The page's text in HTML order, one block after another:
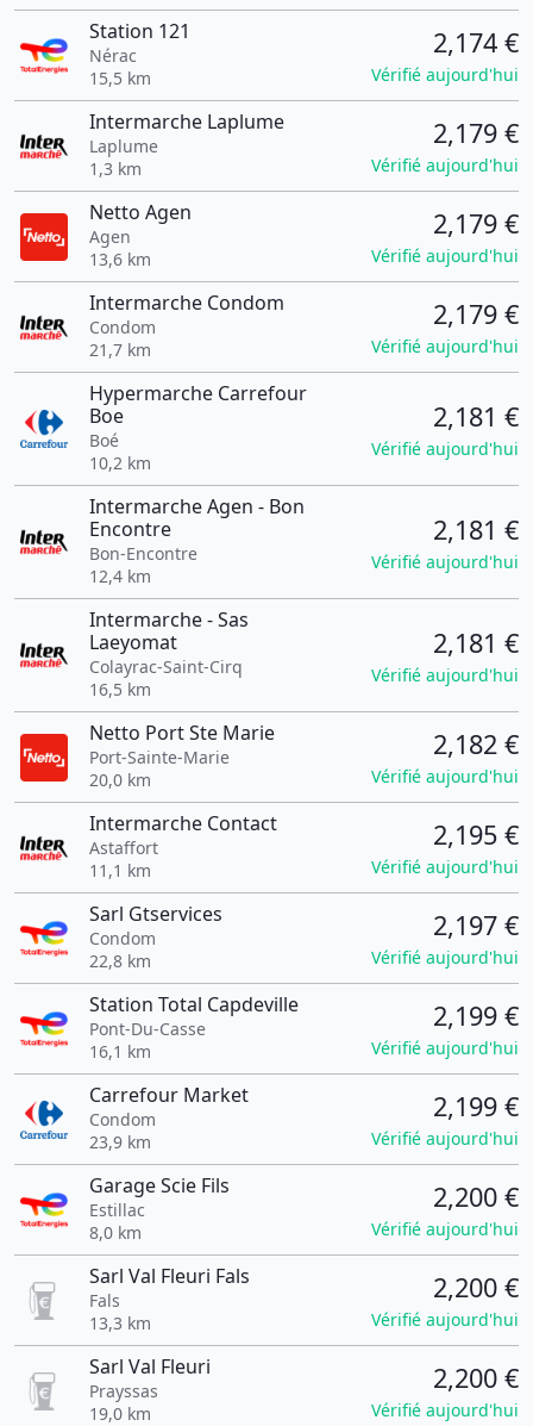
Station 121
Nérac
15,5 km
2,174 €
Vérifié aujourd'hui
Intermarche Laplume
Laplume
1,3 km
2,179 €
Vérifié aujourd'hui
Netto Agen
Agen
13,6 km
2,179 €
Vérifié aujourd'hui
Intermarche Condom
Condom
21,7 km
2,179 €
Vérifié aujourd'hui
Hypermarche Carrefour
Boe
Boé
10,2 km
2,181 €
Vérifié aujourd'hui
Intermarche Agen - Bon
Encontre
Bon-Encontre
12,4 km
2,181 €
Vérifié aujourd'hui
Intermarche - Sas
Laeyomat
Colayrac-Saint-Cirq
16,5 km
2,181 €
Vérifié aujourd'hui
Netto Port Ste Marie
Port-Sainte-Marie
20,0 km
2,182 €
Vérifié aujourd'hui
Intermarche Contact
Astaffort
11,1 km
2,195 €
Vérifié aujourd'hui
Sarl Gtservices
Condom
22,8 km
2,197 €
Vérifié aujourd'hui
Station Total Capdeville
Pont-Du-Casse
16,1 km
2,199 €
Vérifié aujourd'hui
Carrefour Market
Condom
23,9 km
2,199 €
Vérifié aujourd'hui
Garage Scie Fils
Estillac
8,0 km
2,200 €
Vérifié aujourd'hui
Sarl Val Fleuri Fals
Fals
13,3 km
2,200 €
Vérifié aujourd'hui
Sarl Val Fleuri
Prayssas
19,0 km
2,200 €
Vérifié aujourd'hui